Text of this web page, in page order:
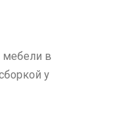
мебели в
у